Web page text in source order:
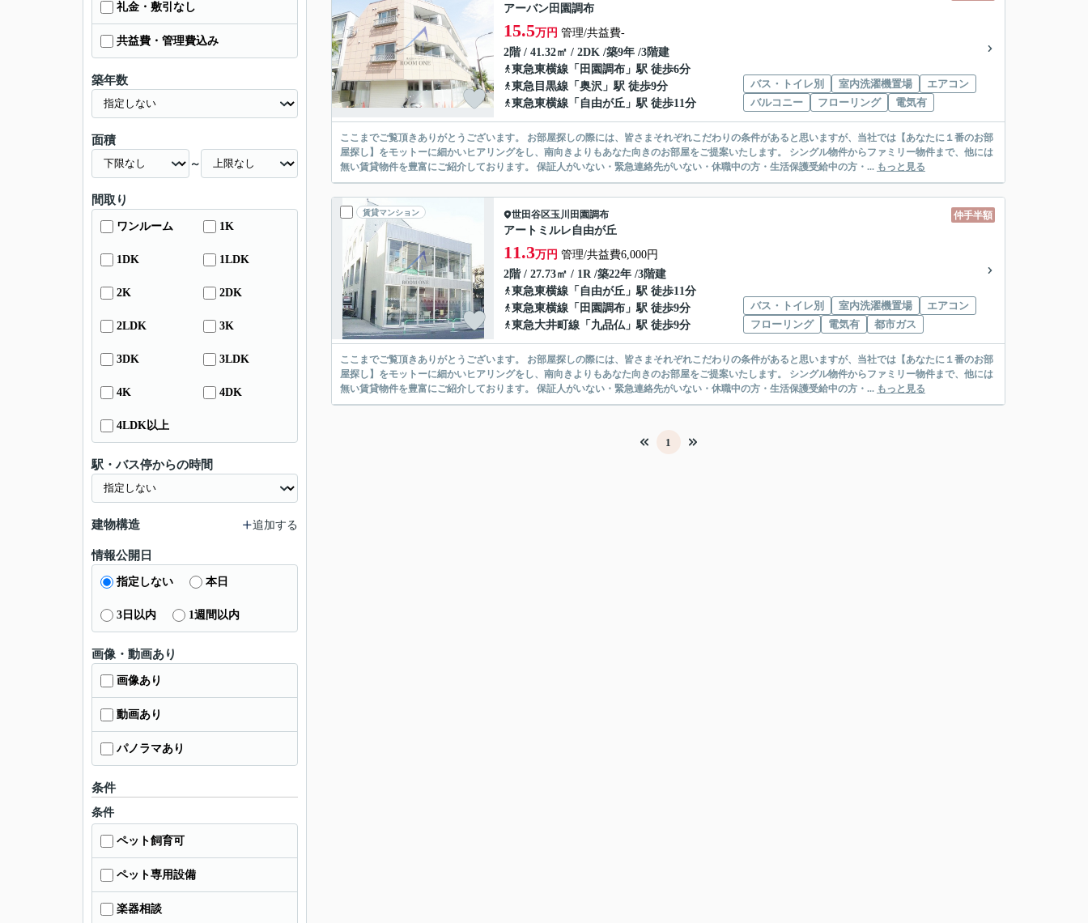
アーバン田園調布
15.5万円 管理/共益費-
2階 / 41.32㎡ / 2DK /築9年 /3階建
東急東横線 「 田園調布 」駅 徒歩6分
東急目黒線 「 奥沢 」駅 徒歩9分
東急東横線 「 自由が丘 」駅 徒歩11分
バス・トイレ別 室内洗濯機置場
エアコン
バルコニー
フローリング 電気有
ここまでご覧頂きありがとうございます。 お部屋探しの際には、皆さまそれぞれこだわりの条件があると思いますが、当社では【あなたに１番のお部
屋探し】をモットーに細かいヒアリングをし、南向きよりもあなた向きのお部屋をご提案いたします。 シングル物件からファミリー物件まで、他には
無い賃貸物件を豊富にご紹介しております。 保証人がいない・緊急連絡先がいない・休職中の方・生活保護受給中の方・... もっと見る
賃貸マンション 仲手半額
世田谷区玉川田園調布
アートミルレ自由が丘
11.3万円 管理/共益費6,000円
2階 / 27.73㎡ / 1R /築22年 /3階建
東急東横線 「 自由が丘 」駅 徒歩11分
東急東横線 「 田園調布 」駅 徒歩9分
東急大井町線 「 九品仏」駅 徒歩9分
バス・トイレ別 室内洗濯機置場
エアコン
フローリング
電気有 都市ガス
ここまでご覧頂きありがとうございます。 お部屋探しの際には、皆さまそれぞれこだわりの条件があると思いますが、当社では【あなたに１番のお部
屋探し】をモットーに細かいヒアリングをし、南向きよりもあなた向きのお部屋をご提案いたします。 シングル物件からファミリー物件まで、他には
無い賃貸物件を豊富にご紹介しております。 保証人がいない・緊急連絡先がいない・休職中の方・生活保護受給中の方・... もっと見る
1
礼金・敷引なし
共益費・管理費込み
築年数
面積
～
間取り
ワンルーム 1K
1DK 1LDK
2K 2DK
2LDK 3K
3DK 3LDK
4K 4DK
4LDK以上
駅・バス停からの時間
建物構造 追加する
情報公開日
指定しない 本日
3日以内 1週間以内
画像・動画あり
画像あり
動画あり
パノラマあり
条件
条件
ペット飼育可
ペット専用設備
楽器相談